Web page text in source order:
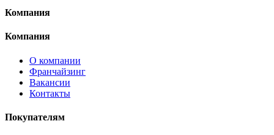
Компания
Компания
О компании
Франчайзинг
Вакансии
Контакты
Покупателям